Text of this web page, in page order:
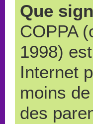
Que
COPPA
1998)
Internet
moins
des